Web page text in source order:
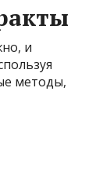
и
методы,